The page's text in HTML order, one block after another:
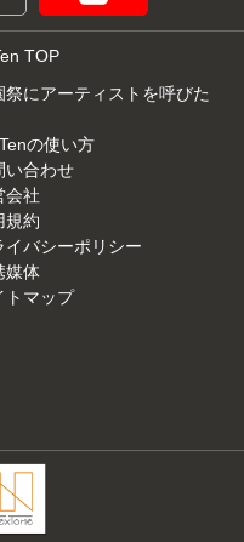
TOP
祭にアーティストを呼びた
の使い方
い合わせ
会社
規約
イバシーポリシー
媒体
トマップ